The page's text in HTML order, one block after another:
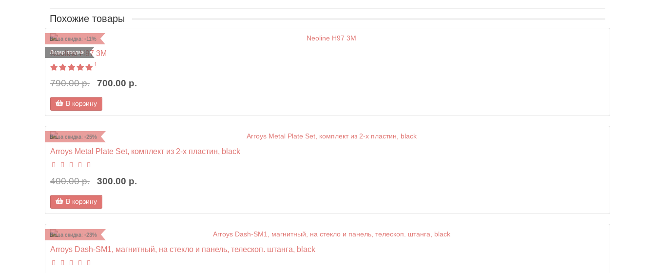
Похожие товары
Ваша скидка: -11%
Лидер продаж!
Neoline H97 3M
1
790.00 р. 700.00 р.
В корзину
Ваша скидка: -25%
Arroys Metal Plate Set, комплект из 2-х пластин, black
400.00 р. 300.00 р.
В корзину
Ваша скидка: -23%
Arroys Dash-SM1, магнитный, на стекло и панель, телескоп. штанга, black